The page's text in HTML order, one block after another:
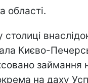
області.
Києво-
займання
на даху